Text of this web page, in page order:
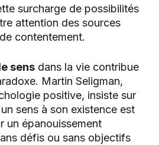
surcharge de possibilités
attention des sources
contentement.
sens dans la vie contribue
Martin Seligman,
positive, insiste sur
sens à son existence est
un épanouissement
défis ou sans objectifs